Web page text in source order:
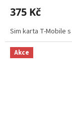
375 Kč
Sim karta T-Mobile
Akce